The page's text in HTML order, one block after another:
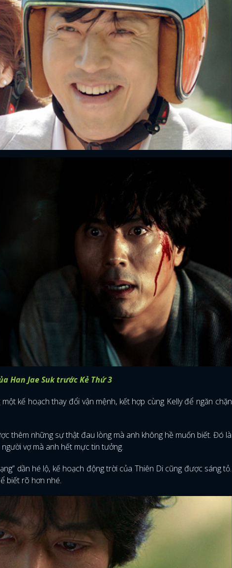
ĐĂNG NHẬP
GOOGLE
Han Jae Suk trước Kẻ Thứ 3
kế hoạch thay đổi vận mệnh, kết hợp cùng Kelly để ngăn chặn
thêm những sự thật đau lòng mà anh không hề muốn biết. Đó là
vợ mà anh hết mực tin tưởng.
dần hé lộ, kế hoạch động trời của Thiên Di cũng được sáng tỏ.
biết rõ hơn nhé.